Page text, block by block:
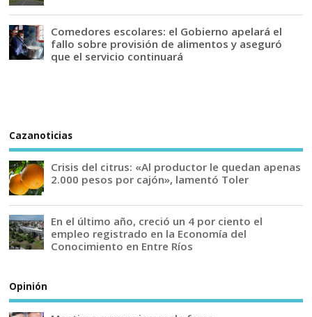
Comedores escolares: el Gobierno apelará el
fallo sobre provisión de alimentos y aseguró
que el servicio continuará
Cazanoticias
Crisis del citrus: «Al productor le quedan apenas
2.000 pesos por cajón», lamentó Toler
En el último año, creció un 4 por ciento el
empleo registrado en la Economía del
Conocimiento en Entre Ríos
Opinión